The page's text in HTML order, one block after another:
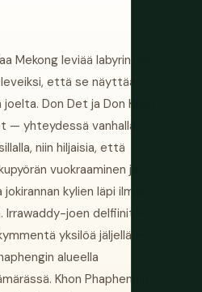
Mekong leviää labyrintiksi
että se näyttää
Don Det ja Don Khon
— yhteydessä vanhalla
niin hiljaisia, että
vuokraaminen ja
kylien läpi ilman
joen delfiinit —
yksilöä jäljellä —
alueella
Khon Phaphengin